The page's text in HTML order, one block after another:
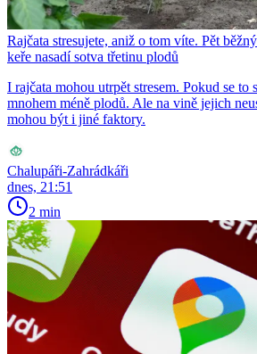
Rajčata stresujete, aniž o tom víte. Pět
keře nasadí sotva třetinu plodů
I rajčata mohou utrpět stresem. Pokud se to
mnohem méně plodů. Ale na vině jejich
mohou být i jiné faktory.
Chalupáři-Zahrádkáři
dnes, 21:51
2 min